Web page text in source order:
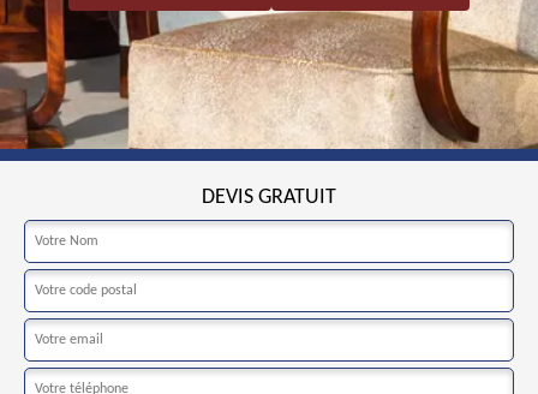
DEVIS GRATUIT